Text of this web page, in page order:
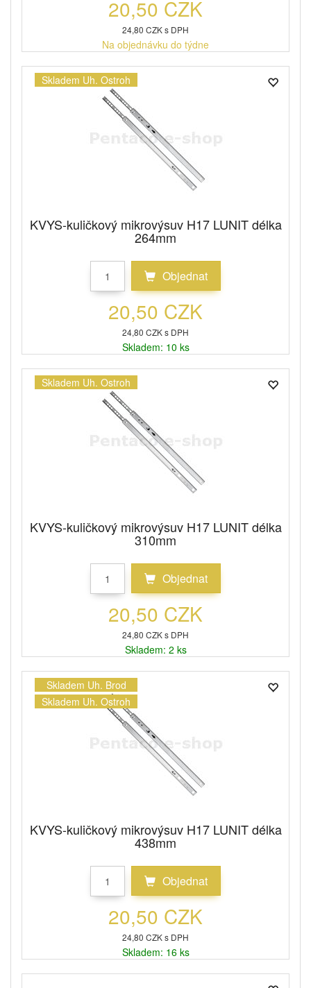
20,50 CZK
24,80 CZK s DPH
Na objednávku do týdne
Skladem Uh. Ostroh
KVYS-kuličkový mikrovýsuv H17 LUNIT délka
264mm
Objednat
20,50 CZK
24,80 CZK s DPH
Skladem: 10 ks
Skladem Uh. Ostroh
KVYS-kuličkový mikrovýsuv H17 LUNIT délka
310mm
Objednat
20,50 CZK
24,80 CZK s DPH
Skladem: 2 ks
Skladem Uh. Brod
Skladem Uh. Ostroh
KVYS-kuličkový mikrovýsuv H17 LUNIT délka
438mm
Objednat
20,50 CZK
24,80 CZK s DPH
Skladem: 16 ks